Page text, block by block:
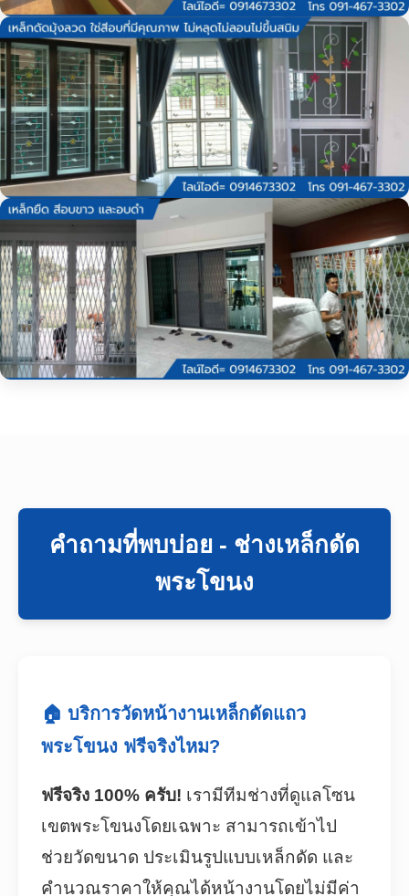
คำถามที่พบบ่อย - ช่างเหล็กดัด
พระโขนง
🏠 บริการวัดหน้างานเหล็กดัดแถว
พระโขนง ฟรีจริงไหม?
ฟรีจริง 100% ครับ! เรามีทีมช่างที่ดูแลโซน
เขตพระโขนงโดยเฉพาะ สามารถเข้าไป
ช่วยวัดขนาด ประเมินรูปแบบเหล็กดัด และ
คำนวณราคาให้คุณได้หน้างานโดยไม่มีค่า